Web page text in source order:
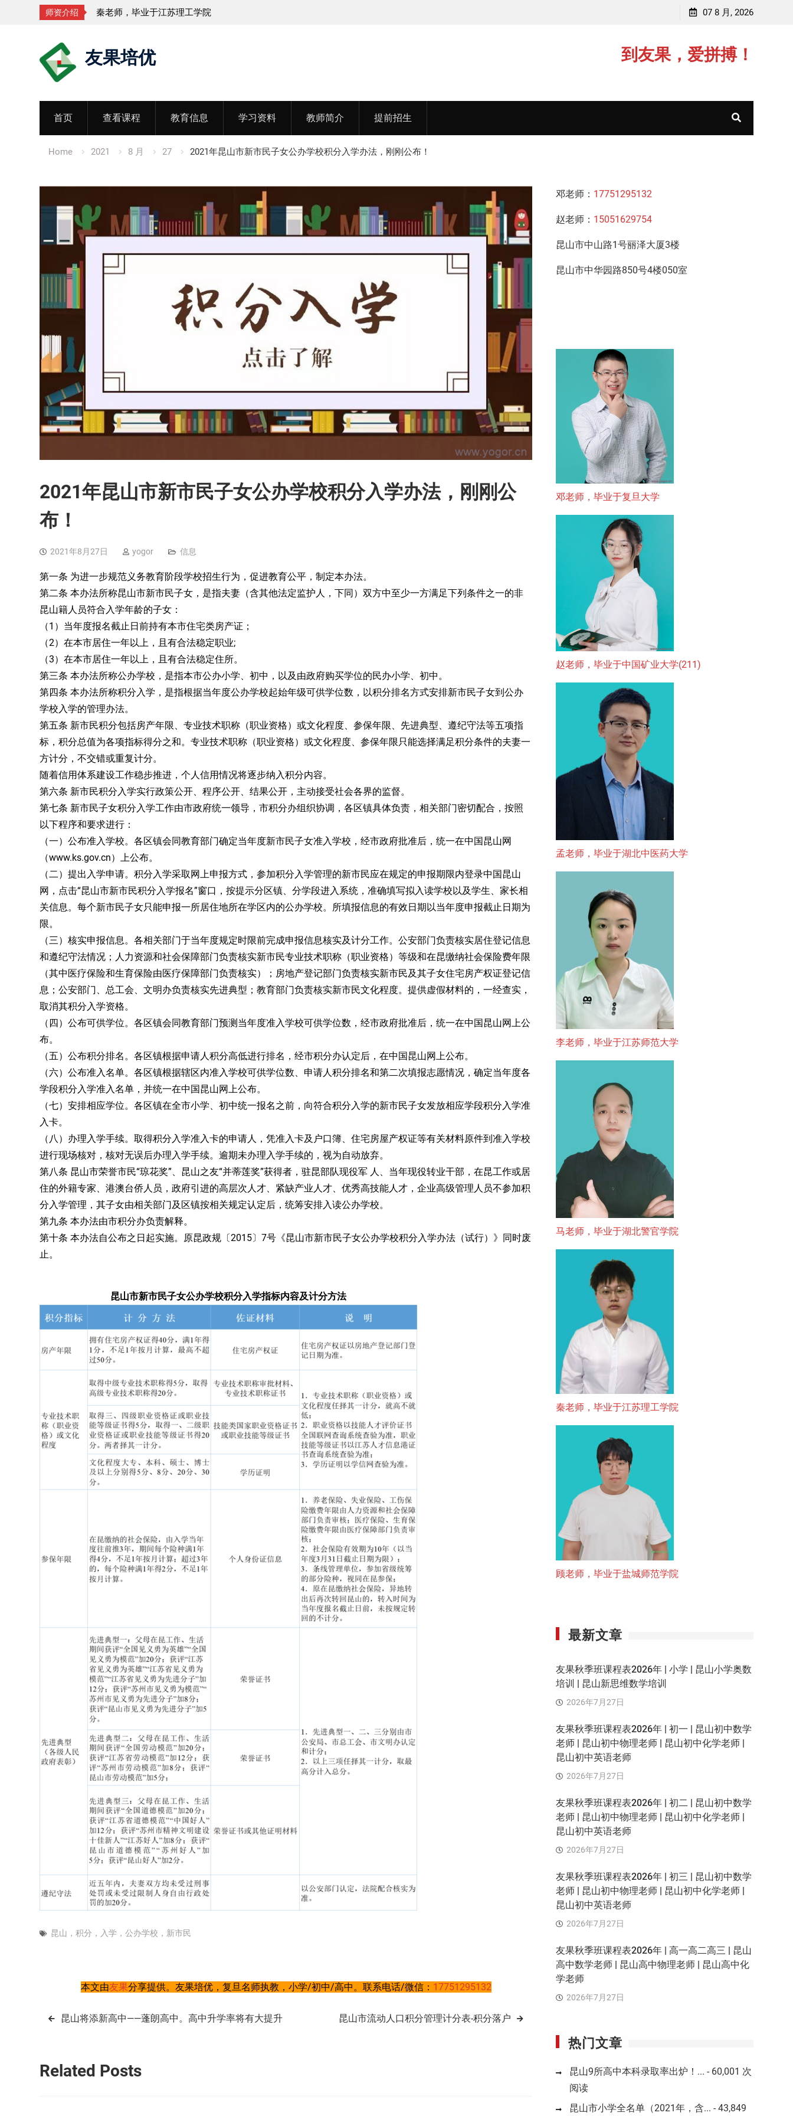
师资介绍 孟老师，毕业于湖北中医药大学 07 8 月, 2026
友果培优 到友果，爱拼搏！
首页 查看课程 教育信息 学习资料 教师简介 提前招生
Home 2021 8 月 27 2021年昆山市新市民子女公办学校积分入学办法，刚刚公布！
2021年昆山市新市民子女公办学校积分入学办法，刚刚公
布！
2021年8月27日 yogor 信息
第一条 为进一步规范义务教育阶段学校招生行为，促进教育公平，制定本办法。
第二条 本办法所称昆山市新市民子女，是指夫妻（含其他法定监护人，下同）双方中至少一方满足下列条件之一的非
昆山籍人员符合入学年龄的子女：
（1）当年度报名截止日前持有本市住宅类房产证；
（2）在本市居住一年以上，且有合法稳定职业;
（3）在本市居住一年以上，且有合法稳定住所。
第三条 本办法所称公办学校，是指本市公办小学、初中，以及由政府购买学位的民办小学、初中。
第四条 本办法所称积分入学，是指根据当年度公办学校起始年级可供学位数，以积分排名方式安排新市民子女到公办
学校入学的管理办法。
第五条 新市民积分包括房产年限、专业技术职称（职业资格）或文化程度、参保年限、先进典型、遵纪守法等五项指
标，积分总值为各项指标得分之和。专业技术职称（职业资格）或文化程度、参保年限只能选择满足积分条件的夫妻一
方计分，不交错或重复计分。
随着信用体系建设工作稳步推进，个人信用情况将逐步纳入积分内容。
第六条 新市民积分入学实行政策公开、程序公开、结果公开，主动接受社会各界的监督。
第七条 新市民子女积分入学工作由市政府统一领导，市积分办组织协调，各区镇具体负责，相关部门密切配合，按照
以下程序和要求进行：
（一）公布准入学校。各区镇会同教育部门确定当年度新市民子女准入学校，经市政府批准后，统一在中国昆山网
（www.ks.gov.cn）上公布。
（二）提出入学申请。积分入学采取网上申报方式，参加积分入学管理的新市民应在规定的申报期限内登录中国昆山
网，点击“昆山市新市民积分入学报名”窗口，按提示分区镇、分学段进入系统，准确填写拟入读学校以及学生、家长相
关信息。每个新市民子女只能申报一所居住地所在学区内的公办学校。所填报信息的有效日期以当年度申报截止日期为
限。
（三）核实申报信息。各相关部门于当年度规定时限前完成申报信息核实及计分工作。公安部门负责核实居住登记信息
和遵纪守法情况；人力资源和社会保障部门负责核实新市民专业技术职称（职业资格）等级和在昆缴纳社会保险费年限
（其中医疗保险和生育保险由医疗保障部门负责核实）；房地产登记部门负责核实新市民及其子女住宅房产权证登记信
息；公安部门、总工会、文明办负责核实先进典型；教育部门负责核实新市民文化程度。提供虚假材料的，一经查实，
取消其积分入学资格。
（四）公布可供学位。各区镇会同教育部门预测当年度准入学校可供学位数，经市政府批准后，统一在中国昆山网上公
布。
（五）公布积分排名。各区镇根据申请人积分高低进行排名，经市积分办认定后，在中国昆山网上公布。
（六）公布准入名单。各区镇根据辖区内准入学校可供学位数、申请人积分排名和第二次填报志愿情况，确定当年度各
学段积分入学准入名单，并统一在中国昆山网上公布。
（七）安排相应学位。各区镇在全市小学、初中统一报名之前，向符合积分入学的新市民子女发放相应学段积分入学准
入卡。
（八）办理入学手续。取得积分入学准入卡的申请人，凭准入卡及户口簿、住宅房屋产权证等有关材料原件到准入学校
进行现场核对，核对无误后办理入学手续。逾期未办理入学手续的，视为自动放弃。
第八条 昆山市荣誉市民“琼花奖”、昆山之友“并蒂莲奖”获得者，驻昆部队现役军 人、当年现役转业干部，在昆工作或居
住的外籍专家、港澳台侨人员，政府引进的高层次人才、紧缺产业人才、优秀高技能人才，企业高级管理人员不参加积
分入学管理，其子女由相关部门及区镇按相关规定认定后，统筹安排入读公办学校。
第九条 本办法由市积分办负责解释。
第十条 本办法自公布之日起实施。原昆政规〔2015〕7号《昆山市新市民子女公办学校积分入学办法（试行）》同时废
止。
昆山市新市民子女公办学校积分入学指标内容及计分方法
昆山，积分，入学，公办学校，新市民
本文由友果分享提供。友果培优，复旦名师执教，小学/初中/高中。联系电话/微信： 17751295132
文
导
昆山将添新高中——蓬朗高中。高中升学率将有大提升 昆山市流动人口积分管理计分表-积分落户
Related Posts
邓老师： 17751295132
赵老师： 15051629754
昆山市中山路1号丽泽大厦3楼
昆山市中华园路850号4楼050室
邓老师，毕业于复旦大学
赵老师，毕业于中国矿业大学(211)
孟老师，毕业于湖北中医药大学
李老师，毕业于江苏师范大学
马老师，毕业于湖北警官学院
秦老师，毕业于江苏理工学院
顾老师，毕业于盐城师范学院
最新文章
友果秋季班课程表2026年 | 小学 | 昆山小学奥数
培训 | 昆山新思维数学培训
2026年7月27日
友果秋季班课程表2026年 | 初一 | 昆山初中数学
老师 | 昆山初中物理老师 | 昆山初中化学老师 |
昆山初中英语老师
2026年7月27日
友果秋季班课程表2026年 | 初二 | 昆山初中数学
老师 | 昆山初中物理老师 | 昆山初中化学老师 |
昆山初中英语老师
2026年7月27日
友果秋季班课程表2026年 | 初三 | 昆山初中数学
老师 | 昆山初中物理老师 | 昆山初中化学老师 |
昆山初中英语老师
2026年7月27日
友果秋季班课程表2026年 | 高一高二高三 | 昆山
高中数学老师 | 昆山高中物理老师 | 昆山高中化
学老师
2026年7月27日
热门文章
昆山9所高中本科录取率出炉！... - 60,001 次
阅读
昆山市小学全名单（2021年，含... - 43,849